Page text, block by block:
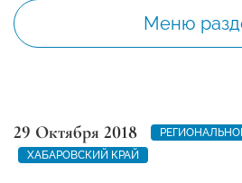
Меню
29 Октября 2018
ХАБАРОВСКИЙ КРАЙ